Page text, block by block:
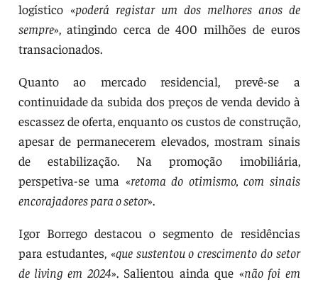
logístico «poderá registar um dos melhores anos de
sempre», atingindo cerca de 400 milhões de euros
transacionados.
Quanto ao mercado residencial, prevê-se a
continuidade da subida dos preços de venda devido à
escassez de oferta, enquanto os custos de construção,
apesar de permanecerem elevados, mostram sinais
de estabilização. Na promoção imobiliária,
perspetiva-se uma «retoma do otimismo, com sinais
encorajadores para o setor».
Igor Borrego destacou o segmento de residências
para estudantes, «que sustentou o crescimento do setor
de living em 2024». Salientou ainda que «não foi em